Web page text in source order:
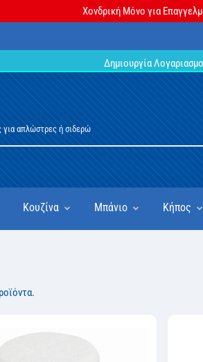
Χονδρική Μόνο για
Δημιουργία
Κουζίνα Μπάνιο Κήπος